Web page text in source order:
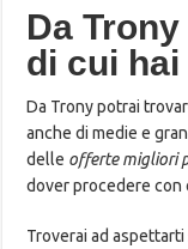
Da
di cui
Da Trony potrai
anche di medie e
delle offerte migliori
dover procedere
Troverai ad